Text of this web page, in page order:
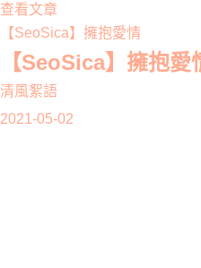
查看文章
【SeoSica】擁抱愛情
【SeoSica】擁抱愛
清風絮語
2021-05-02